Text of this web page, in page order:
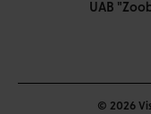
UAB
© 2026